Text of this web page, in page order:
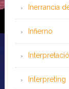
Inerrancia
Infierno
Interpreting